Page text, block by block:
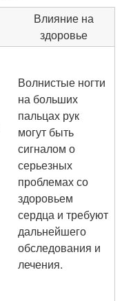
Влияние на
здоровье
Волнистые ногти
на больших
пальцах рук
могут быть
сигналом о
серьезных
проблемах со
здоровьем
сердца и требуют
дальнейшего
обследования и
лечения.